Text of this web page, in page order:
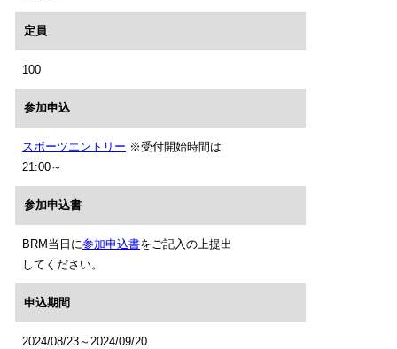
定員
100
参加申込
スポーツエントリー ※受付開始時間は
21:00～
参加申込書
BRM当日に参加申込書をご記入の上提出
してください。
申込期間
2024/08/23～2024/09/20